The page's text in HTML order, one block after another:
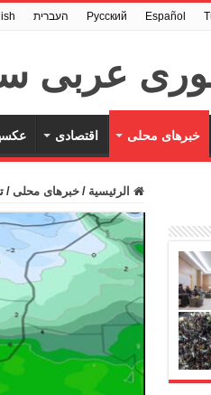
Español
Pусский העברית
خبرهای محلی اقتصادی
الرئيسية / خبرهای محلی /